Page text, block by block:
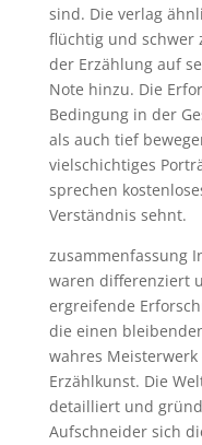
sind. Die verlag
flüchtig und schwer
der Erzählung auf
Note hinzu. Die
Bedingung in der
als auch tief
vielschichtiges
sprechen
Verständnis sehnt.
zusammenfassung
waren differenziert
ergreifende
die einen
wahres
Erzählkunst. Die
detailliert und
Aufschneider sich